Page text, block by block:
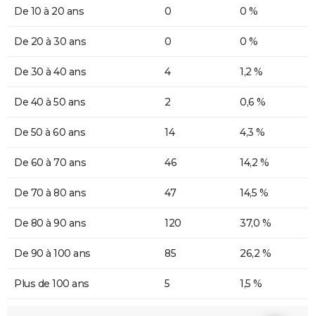
De 10 à 20 ans 0 0 %
De 20 à 30 ans 0 0 %
De 30 à 40 ans 4 1,2 %
De 40 à 50 ans 2 0,6 %
De 50 à 60 ans 14 4,3 %
De 60 à 70 ans 46 14,2 %
De 70 à 80 ans 47 14,5 %
De 80 à 90 ans 120 37,0 %
De 90 à 100 ans 85 26,2 %
Plus de 100 ans 5 1,5 %